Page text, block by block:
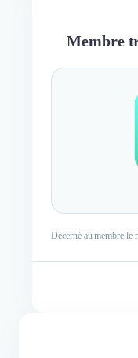
Membre
Décerné au membre le